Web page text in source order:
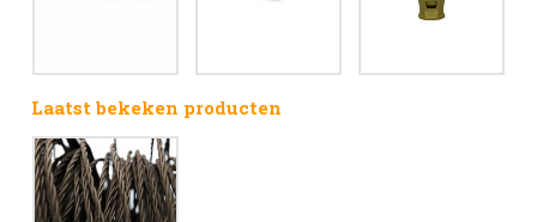
Laatst bekeken producten